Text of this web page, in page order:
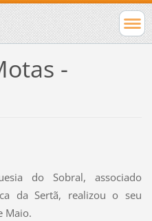
-
do Sobral, associado
da Sertã, realizou o seu
Maio.